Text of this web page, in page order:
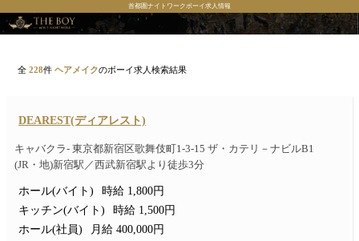
首都圏ナイトワークボーイ求人情報
全228件ヘアメイクのボーイ求人検索結果
DEAREST(ディアレスト)
キャバクラ- 東京都新宿区歌舞伎町1-3-15 ザ・カテリ－ナビルB1
(JR・地)新宿駅／西武新宿駅より徒歩3分
ホール(バイト)
時給 1,800円
キッチン(バイト)
時給 1,500円
ホール(社員)
月給 400,000円